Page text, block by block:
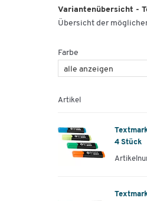
Variantenübersicht -
Übersicht der
Farbe
Artikel
4 Stück